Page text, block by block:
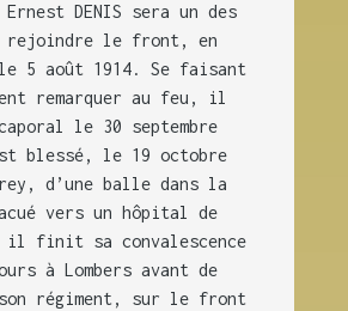
DENIS sera un des
rejoindre le front, en
5 août 1914. Se faisant
remarquer au feu, il
le 30 septembre
blessé, le 19 octobre
d’une balle dans la
vers un hôpital de
finit sa convalescence
à Lombers avant de
régiment, sur le front